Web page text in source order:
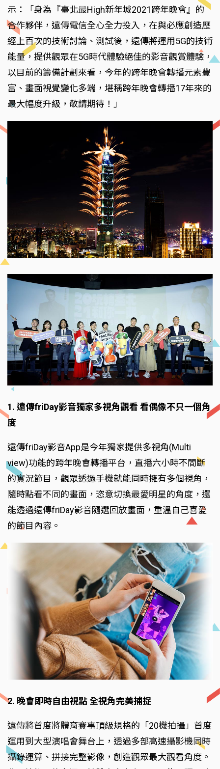
示：「身為『臺北最High新年城2021跨年晚會』的
合作夥伴，遠傳電信全心全力投入，在與必應創造歷
經上百次的技術討論、測試後，遠傳將運用5G的技術
能量，提供觀眾在5G時代體驗絕佳的影音觀賞體驗，
以目前的籌備計劃來看，今年的跨年晚會轉播元素豐
富、畫面視覺變化多端，堪稱跨年晚會轉播17年來的
最大幅度升級，敬請期待！」
1. 遠傳friDay影音獨家多視角觀看 看偶像不只一個角
度
遠傳friDay影音App是今年獨家提供多視角(Multi
view)功能的跨年晚會轉播平台，直播六小時不間斷
的實況節目，觀眾透過手機就能同時擁有多個視角，
隨時點看不同的畫面，恣意切換最愛明星的角度，還
能透過遠傳friDay影音隨選回放畫面，重溫自己喜愛
的節目內容。
2. 晚會即時自由視點 全視角完美捕捉
遠傳將首度將體育賽事頂級規格的「20機拍攝」首度
運用到大型演唱會舞台上，透過多部高速攝影機同時
攝錄運算、拼接完整影像，創造觀眾最大觀看角度。